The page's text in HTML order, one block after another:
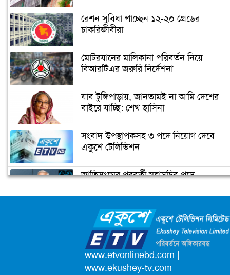
নারায়ণগঞ্জ পাসপোর্ট অফিসে ভাঙচুর,
কানাডা প্রবাসী আটক
করলো সন্ত্রাসীরা
ডিসির বাসভবনে পুলিশ কনস্টেবলের
আত্মহত্যা
উপজেলা ছাত্রলীগের নতুন কমিটি
আনন্দ মিছিল
রেশন সুবিধা পাচ্ছেন ১২-২০ গ্রেডের
চাকরিজীবীরা
মোটরযানের মালিকানা পরিবর্তন নিয়ে
বিআরটিএর জরুরি নির্দেশনা
যাব টুঙ্গিপাড়ায়, জানতামই না আমি দেশের
বাইরে যাচ্ছি: শেখ হাসিনা
সংবাদ উপস্থাপকসহ ৩ পদে নিয়োগ দেবে
একুশে টেলিভিশন
জাতিসংঘের পরবর্তী মহাসচিব পদে
ক্যাম্পাস অ্যাম্বাসেডর নিয়োগ দিচ্ছে একুশে
টেলিভিশন
পদোন্নতি পেয়ে সচিব হলেন ২ কর্মকর্তা
www.etvonlinebd.com |
www.ekushey-tv.com